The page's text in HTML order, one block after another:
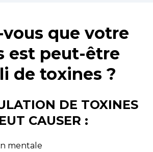
vous que votre
est peut-être
de toxines ?
DE TOXINES
CAUSER :
mentale